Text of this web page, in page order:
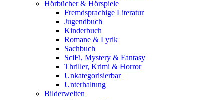
Hörbücher & Hörspiele
Fremdsprachige Literatur
Jugendbuch
Kinderbuch
Romane & Lyrik
Sachbuch
SciFi, Mystery & Fantasy
Thriller, Krimi & Horror
Unkategorisierbar
Unterhaltung
Bilderwelten